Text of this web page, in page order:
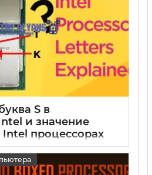
S в
и значение
Intel процессорах